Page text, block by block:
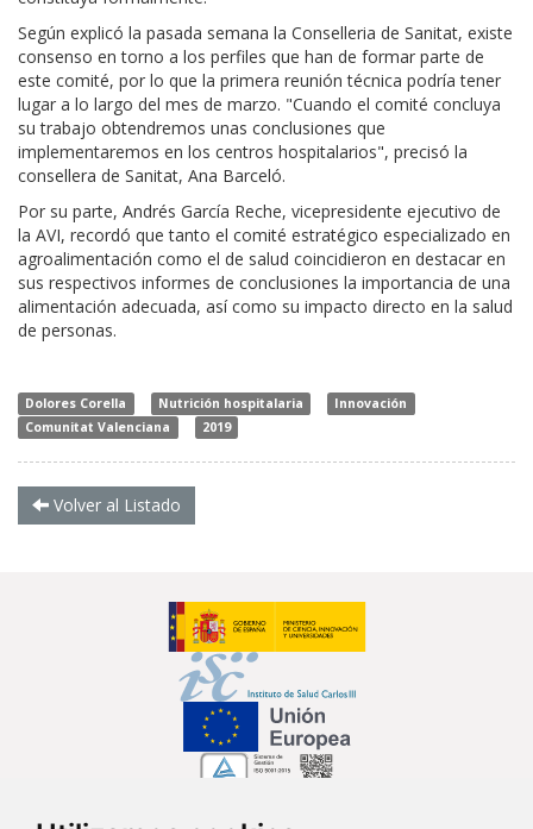
Según explicó la pasada semana la Conselleria de Sanitat, existe
consenso en torno a los perfiles que han de formar parte de
este comité, por lo que la primera reunión técnica podría tener
lugar a lo largo del mes de marzo. "Cuando el comité concluya
su trabajo obtendremos unas conclusiones que
implementaremos en los centros hospitalarios", precisó la
consellera de Sanitat, Ana Barceló.
Por su parte, Andrés García Reche, vicepresidente ejecutivo de
la AVI, recordó que tanto el comité estratégico especializado en
agroalimentación como el de salud coincidieron en destacar en
sus respectivos informes de conclusiones la importancia de una
alimentación adecuada, así como su impacto directo en la salud
de personas.
Dolores Corella Nutrición hospitalaria
Innovación
Comunitat Valenciana
2019
Volver al Listado